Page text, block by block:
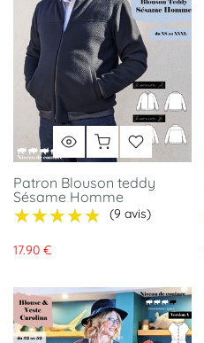
Patron Blouson teddy
Sésame Homme
★★★★★
★★★★★ (9 avis)
17.90 €